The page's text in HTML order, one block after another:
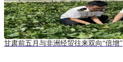
甘肃前五月与非洲经贸往来双向“倍增”